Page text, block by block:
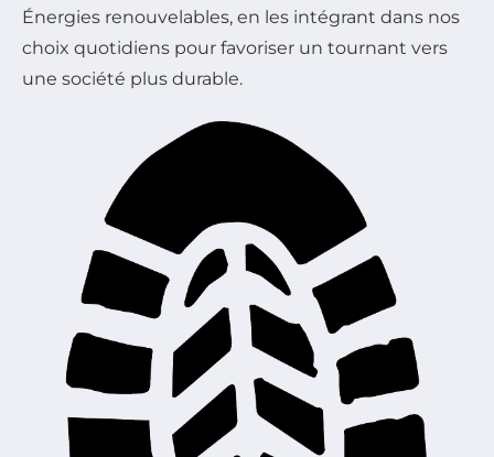
Énergies renouvelables, en les intégrant dans nos
choix quotidiens pour favoriser un tournant vers
une société plus durable.